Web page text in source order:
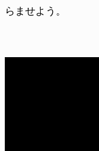
らませよう。